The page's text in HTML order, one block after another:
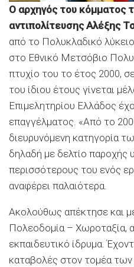
Ο αρχηγός του κόμματος
αντιπολίτευσης Αλέξης
από το Πολυκλαδικό
στο Εθνικό Μετσόβιο
πτυχίο του το έτος 2000,
του ίδιου έτους γίνεται
Επιμελητηρίου Ελλάδος
επαγγέλματος. «Από το
διευρυνόμενη κατηγορία
δηλαδή με δελτίο παροχής
περισσότερους του ενός
αναφέρει παλαιότερα.
Ακολούθως απέκτησε και
Πολεοδομία – Χωροταξία,
εκπαιδευτικό ίδρυμα.
καταβολές στον τομέα